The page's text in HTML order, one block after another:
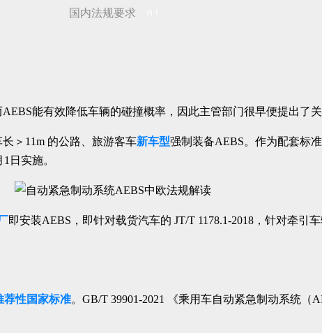
国内法规要求
能有效降低车辆的碰撞概率，因此主管部门很早便提出了
长＞11m 的公路、旅游客车新车型强制装备AEBS。作为配套标
日实施。
即安装AEBS，即针对载货汽车的 JT/T 1178.1-2018，针对牵引
荐性国家标准。GB/T 39901-2021 《乘用车自动紧急制动系统（